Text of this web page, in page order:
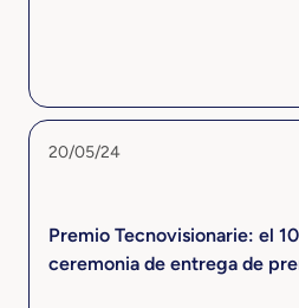
20/05/24
Premio Tecnovisionarie: el
ceremonia de entrega de